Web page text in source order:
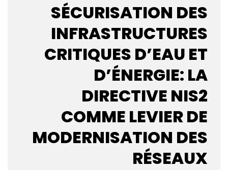
SÉCURISATION DES
INFRASTRUCTURES
CRITIQUES D’EAU ET
D’ÉNERGIE: LA
DIRECTIVE NIS2
COMME LEVIER DE
MODERNISATION DES
RÉSEAUX